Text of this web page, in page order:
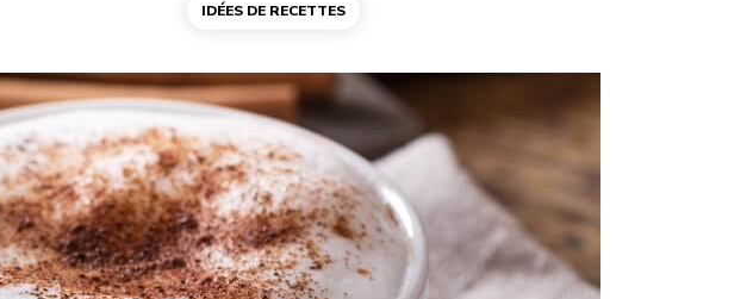
IDÉES DE RECETTES